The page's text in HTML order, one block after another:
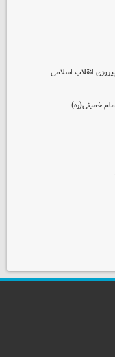
انقلاب اسلامی
خمینی(ره)